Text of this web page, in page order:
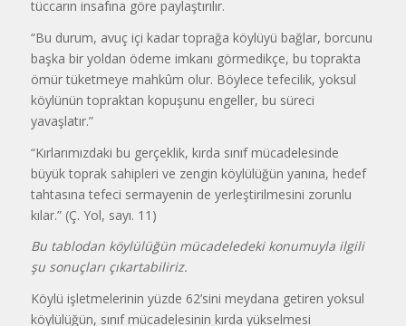
tüccarın insafına göre paylaştırılır.
“Bu durum, avuç içi kadar toprağa köylüyü bağlar, borcunu
başka bir yoldan ödeme imkanı görmedikçe, bu toprakta
ömür tüketmeye mahkûm olur. Böylece tefecilik, yoksul
köylünün topraktan kopuşunu engeller, bu süreci
yavaşlatır.”
“Kırlarımızdaki bu gerçeklik, kırda sınıf mücadelesinde
büyük toprak sahipleri ve zengin köylülüğün yanına, hedef
tahtasına tefeci sermayenin de yerleştirilmesini zorunlu
kılar.” (Ç. Yol, sayı. 11)
Bu tablodan köylülüğün mücadeledeki konumuyla ilgili
şu sonuçları çıkartabiliriz.
Köylü işletmelerinin yüzde 62’sini meydana getiren yoksul
köylülüğün, sınıf mücadelesinin kırda yükselmesi